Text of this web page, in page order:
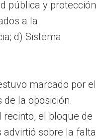
pública y protección
a la
d) Sistema
marcado por el
la oposición.
el bloque de
sobre la falta